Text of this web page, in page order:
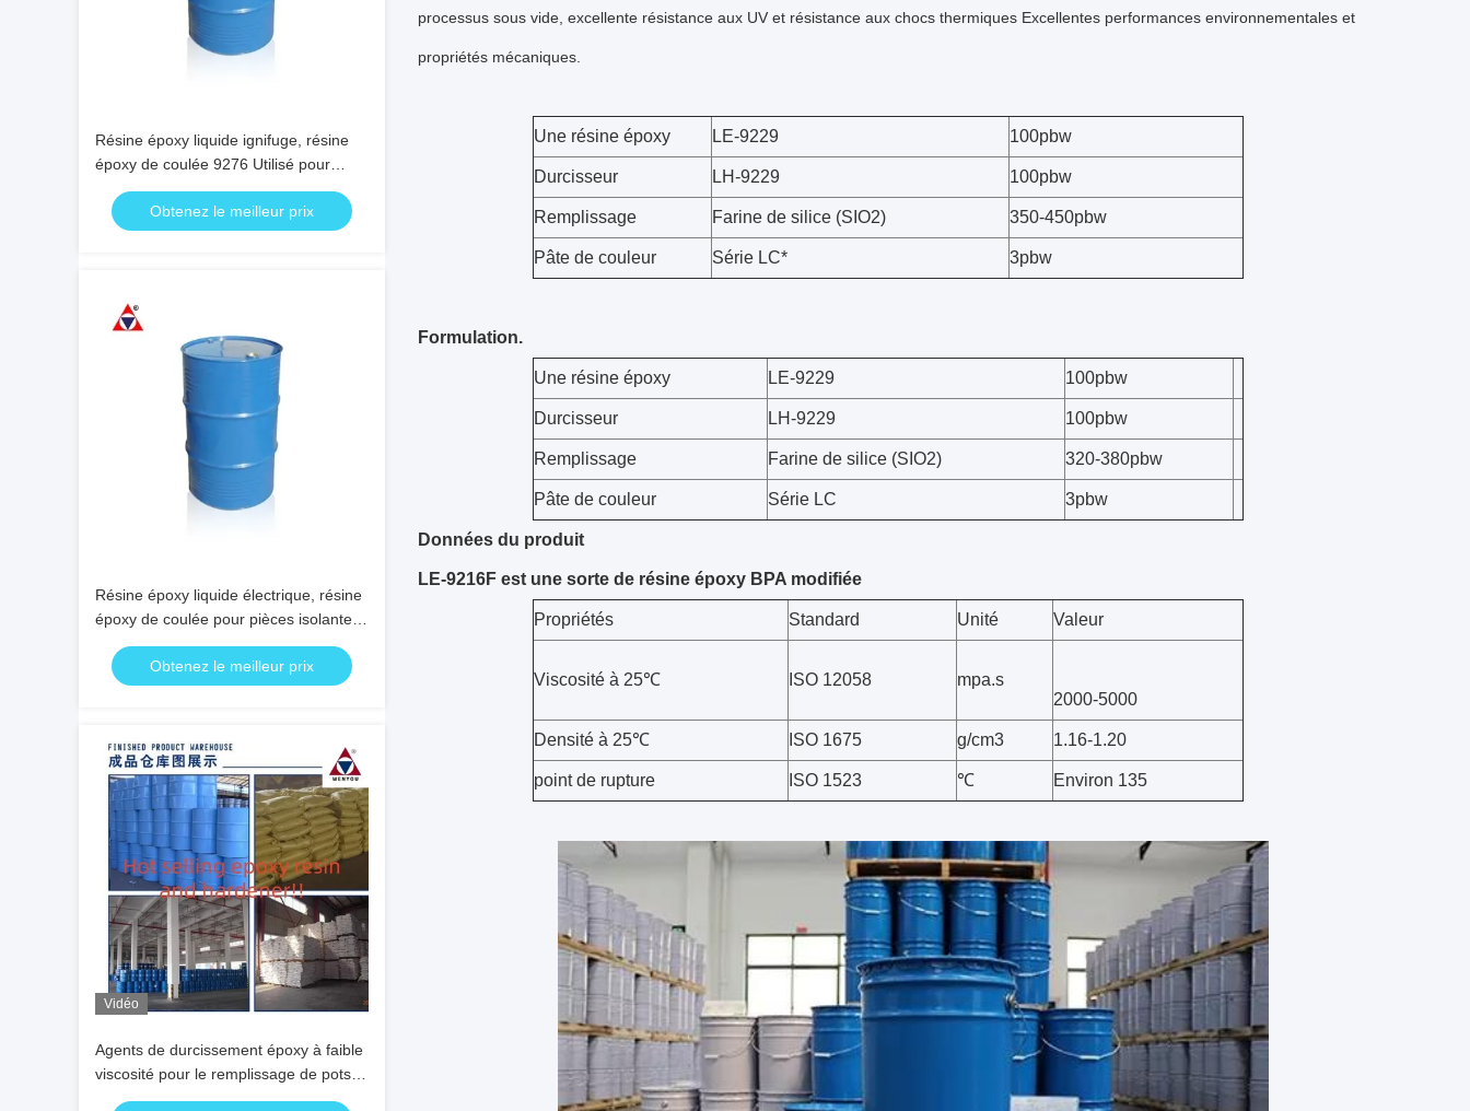
Résine époxy liquide ignifuge, résine
époxy de coulée 9276 Utilisé pour
transformateur de tension moyenne et
haute
Obtenez le meilleur prix
Résine époxy liquide électrique, résine
époxy de coulée pour pièces isolantes
de moyenne et haute tension
Obtenez le meilleur prix
Vidéo
Agents de durcissement époxy à faible
viscosité pour le remplissage de pots
de transformateurs potentiels et de
processus sous vide, excellente résistance aux UV et résistance aux chocs thermiques Excellentes performances environnementales et
propriétés mécaniques.
Une résine époxy LE-9229 100pbw
Durcisseur LH-9229 100pbw
Remplissage Farine de silice (SIO2) 350-450pbw
Pâte de couleur Série LC* 3pbw
Formulation.
Une résine époxy LE-9229 100pbw
Durcisseur LH-9229 100pbw
Remplissage Farine de silice (SIO2) 320-380pbw
Pâte de couleur Série LC 3pbw
Données du produit
LE-9216F est une sorte de résine époxy BPA modifiée
Propriétés Standard Unité Valeur
Viscosité à 25℃ ISO 12058
mpa.s
2000-5000
Densité à 25℃ ISO 1675 g/cm3 1.16-1.20
point de rupture ISO 1523 ℃ Environ 135